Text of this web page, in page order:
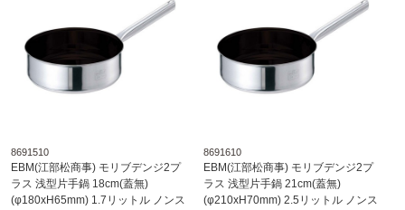
8691510
EBM(江部松商事) モリブデンジ2プ
ラス 浅型片手鍋 18cm(蓋無)
(φ180xH65mm) 1.7リットル ノンス
8691610
EBM(江部松商事) モリブデンジ2プ
ラス 浅型片手鍋 21cm(蓋無)
(φ210xH70mm) 2.5リットル ノンス